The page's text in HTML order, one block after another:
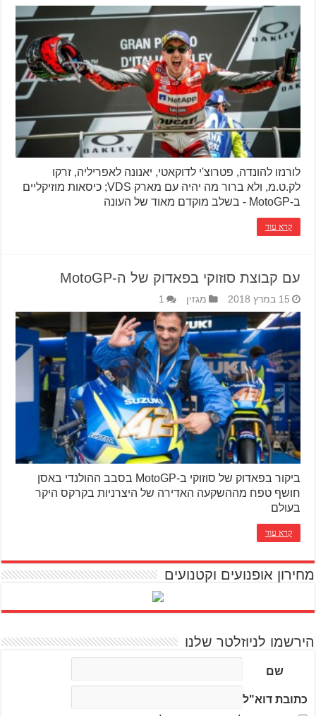
לורנזו להונדה, פטרוצ'י לדוקאטי, יאנונה לאפריליה, זרקו
לק.ט.מ, ולא ברור מה יהיה עם מארק VDS; כיסאות מוזיקליים
ב-MotoGP - בשלב מוקדם מאוד של העונה
קרא עוד
עם קבוצת סוזוקי בפאדוק של ה-MotoGP
15 במרץ 2018 מגזין 1
ביקור בפאדוק של סוזוקי ב-MotoGP בסבב ההולנדי באסן
חושף טפח מההשקעה האדירה של היצרניות בקרקס היקר
בעולם
קרא עוד
מחירון אופנועים וקטנועים
הירשמו לניוזלטר שלנו
שם
כתובת דוא"ל